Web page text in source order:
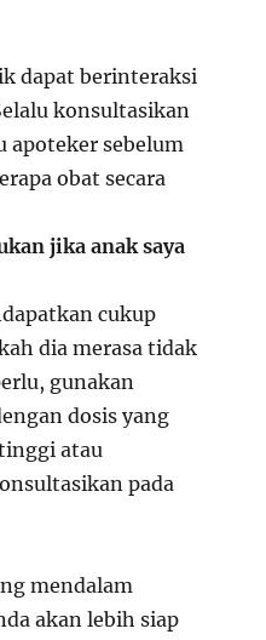
dapat berinteraksi
konsultasikan
apoteker sebelum
obat secara
jika anak saya
cukup
dia merasa tidak
gunakan
dosis yang
atau
pada
mendalam
akan lebih siap